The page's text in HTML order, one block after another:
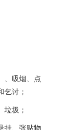
、吸烟、点
讨；
垃圾；
挂、张贴物